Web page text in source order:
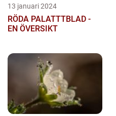
13 januari 2024
RÖDA PALATTTBLAD -
EN ÖVERSIKT